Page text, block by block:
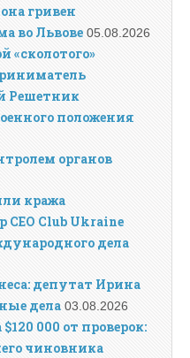
гривен
во Львове 05.08.2026
«сколотого»
Решетник
положения
органов
кража
CEO Club Ukraine
дела
депутат Ирина
дела 03.08.2026
000 от проверок:
чиновника